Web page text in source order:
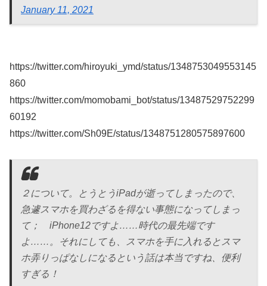
January 11, 2021
https://twitter.com/hiroyuki_ymd/status/1348753049553145
860
https://twitter.com/momobami_bot/status/13487529752299
60192
https://twitter.com/Sh09E/status/1348751280575897600
２について。とうとうiPadが逝ってしまったので、
急遽スマホを買わざるを得ない事態になってしまっ
て； iPhone12ですよ……時代の最先端です
よ……。それにしても、スマホを手に入れるとスマ
ホ弄りっぱなしになるという話は本当ですね、便利
すぎる！